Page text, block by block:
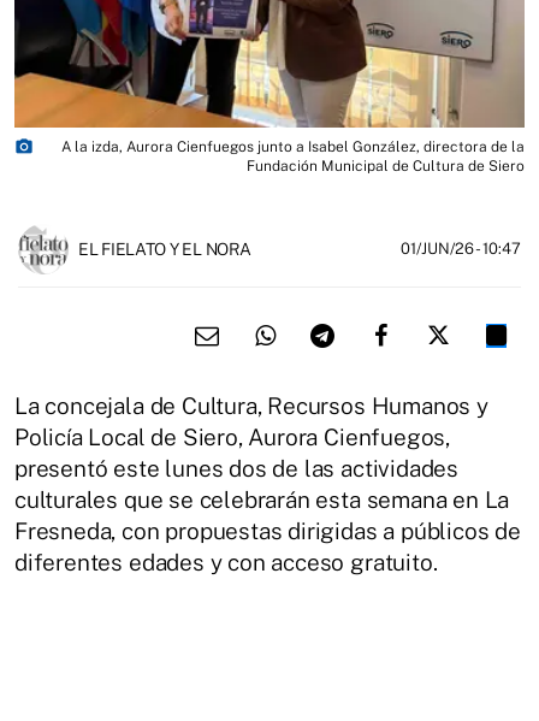
photo_camera
A la izda, Aurora Cienfuegos junto a Isabel González, directora de la
Fundación Municipal de Cultura de Siero
EL FIELATO Y EL NORA 01/JUN/26- 10:47
La concejala de Cultura, Recursos Humanos y
Policía Local de Siero, Aurora Cienfuegos,
presentó este lunes dos de las actividades
culturales que se celebrarán esta semana en La
Fresneda, con propuestas dirigidas a públicos de
diferentes edades y con acceso gratuito.